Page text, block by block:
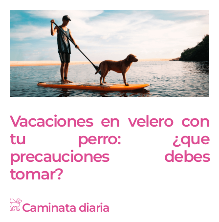
Vacaciones en velero con
tu perro: ¿que
precauciones debes
tomar?
Caminata diaria